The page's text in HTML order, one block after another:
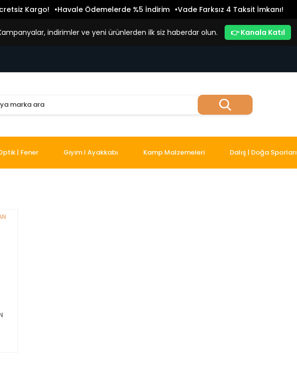
Kargo! Havale Ödemelerde %5 İndirim Vade Farksız 4 Taksit İmkanı!
Kampanyalar, indirimler ve yeni ürünlerden ilk siz haberdar olun. 👉 Kanala Katıl
| Fener Giyim I Ayakkabı Kamp Malzemeleri Dalış | Doğa Sporları